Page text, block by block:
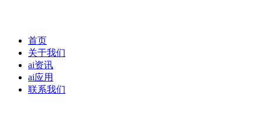
首页
关于我们
ai资讯
ai应用
联系我们